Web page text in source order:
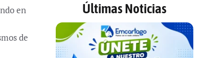
en
de
Últimas Noticias